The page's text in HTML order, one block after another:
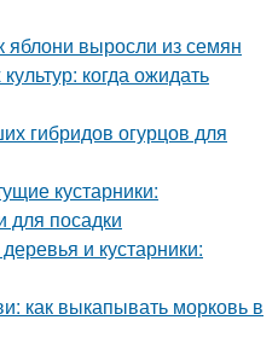
яблони выросли из семян
когда ожидать
гибридов огурцов для
кустарники:
для посадки
и кустарники:
как выкапывать морковь в